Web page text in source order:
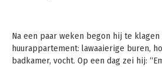
Na een paar weken begon hij te
huurappartement: lawaaierige buren,
badkamer, vocht. Op een dag zei hij: